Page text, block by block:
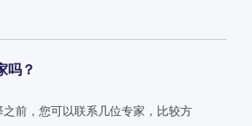
吗？
前，您可以联系几位专家，比较方